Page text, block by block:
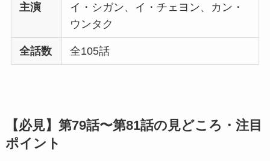
主演
イ・シガン、イ・チェヨン、カン・
ウンタク
全話数 全105話
【必見】第79話〜第81話の見どころ・注目
ポイント